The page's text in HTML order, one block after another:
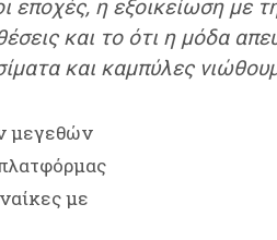
η εξοικείωση με
και το ότι η μόδα
και καμπύλες
μεγεθών
με